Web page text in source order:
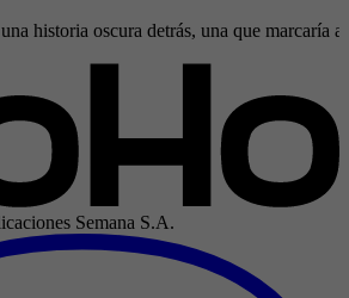
historia oscura detrás, una que marcaría
Semana S.A.